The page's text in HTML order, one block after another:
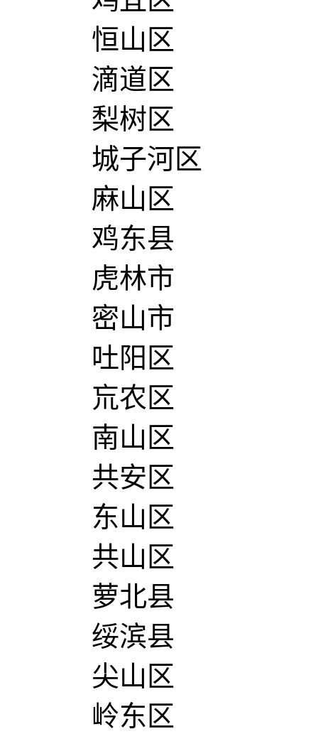
恒山区
滴道区
梨树区
城子河区
麻山区
鸡东县
虎林市
密山市
吐阳区
巟农区
南山区
共安区
东山区
共山区
萝北县
绥滨县
尖山区
岭东区